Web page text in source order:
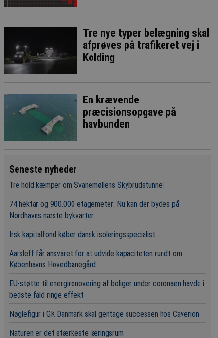
Tre nye typer belægning skal
afprøves på trafikeret vej i
Kolding
En krævende
præcisionsopgave på
havbunden
Seneste nyheder
Tre hold kæmper om Svanemøllens Skybrudstunnel
74 hektar og 900.000 etagemeter: Nu kan der bydes på
Nordhavns næste bykvarter
Irsk kapitalfond køber dansk isoleringsspecialist
Aarsleff får ansvaret for at udvide kapaciteten rundt om
Københavns Hovedbanegård
EU-støtte til energirenovering af boliger under coronaen havde i
bedste fald ringe effekt
Nøglefigur i GK Danmark skal gentage successen hos Caverion
Naturen er det stærkeste læringsrum